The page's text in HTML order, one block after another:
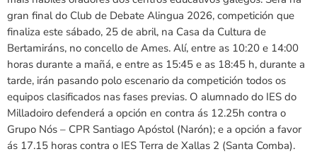
gran final do Club de Debate Alingua 2026, competición que
finaliza este sábado, 25 de abril, na Casa da Cultura de
Bertamiráns, no concello de Ames. Alí, entre as 10:20 e 14:00
horas durante a mañá, e entre as 15:45 e as 18:45 h, durante a
tarde, irán pasando polo escenario da competición todos os
equipos clasificados nas fases previas. O alumnado do IES do
Milladoiro defenderá a opción en contra ás 12.25h contra o
Grupo Nós – CPR Santiago Apóstol (Narón); e a opción a favor
ás 17.15 horas contra o IES Terra de Xallas 2 (Santa Comba).